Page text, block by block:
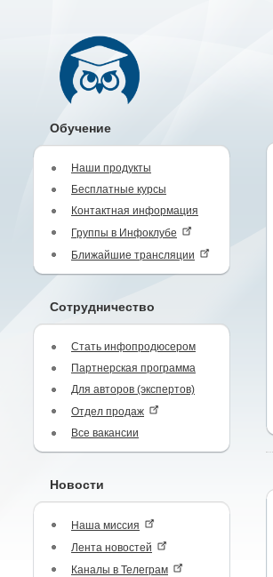
Обучение
Наши продукты
Бесплатные курсы
Контактная информация
Группы в Инфоклубе
Ближайшие трансляции
Сотрудничество
Стать инфопродюсером
Партнерская программа
Для авторов (экспертов)
Отдел продаж
Все вакансии
Новости
Наша миссия
Лента новостей
Каналы в Телеграм